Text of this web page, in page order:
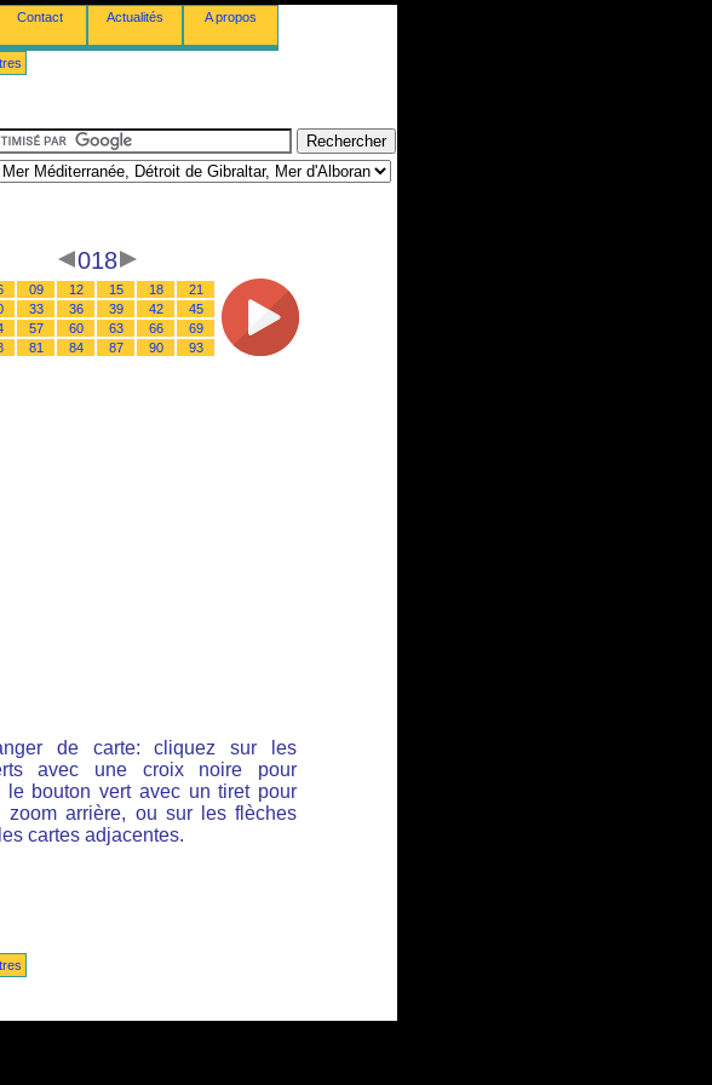
Contact Actualités A propos
018
09 12 15 18
21
33 36 39 42
45
57 60 63 66
69
81 84 87 90 93
de carte: cliquez sur les
avec une croix noire pour
le bouton vert avec un tiret pour
zoom arrière, ou sur les flèches
cartes adjacentes.